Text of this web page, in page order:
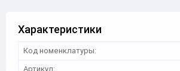
Характеристики
Код номенклатуры:
Артикул: